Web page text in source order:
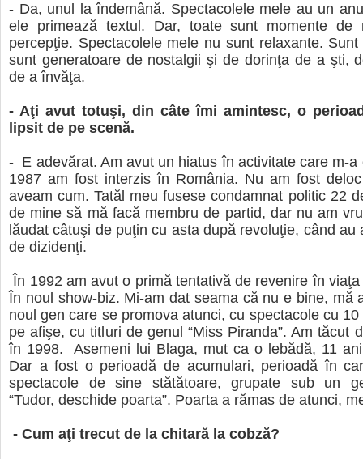
- Da, unul la îndemână. Spectacolele mele au un
ele primează textul. Dar, toate sunt momente de
percepţie. Spectacolele mele nu sunt relaxante. Sunt
sunt generatoare de nostalgii şi de dorinţa de a şti,
de a învăţa.
- Aţi avut totuşi, din câte îmi amintesc, o
lipsit de pe scenă.
- E adevărat. Am avut un hiatus în activitate care m-a
1987 am fost interzis în România. Nu am fost
aveam cum. Tatăl meu fusese condamnat politic 22
de mine să mă facă membru de partid, dar nu am
lăudat câtuşi de puţin cu asta după revoluţie, când au
de dizidenţi.
În 1992 am avut o primă tentativă de revenire în
În noul show-biz. Mi-am dat seama că nu e bine, mă
noul gen care se promova atunci, cu spectacole cu
pe afişe, cu titluri de genul “Miss Piranda”. Am tăcut
în 1998. Asemeni lui Blaga, mut ca o lebădă, 11
Dar a fost o perioadă de acumulari, perioadă în
spectacole de sine stătătoare, grupate sub un
“Tudor, deschide poarta”. Poarta a rămas de atunci,
- Cum aţi trecut de la chitară la cobză?